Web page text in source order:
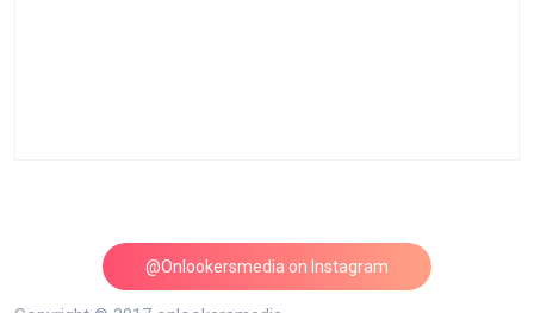
@Onlookersmedia on Instagram
Follow on Instagram